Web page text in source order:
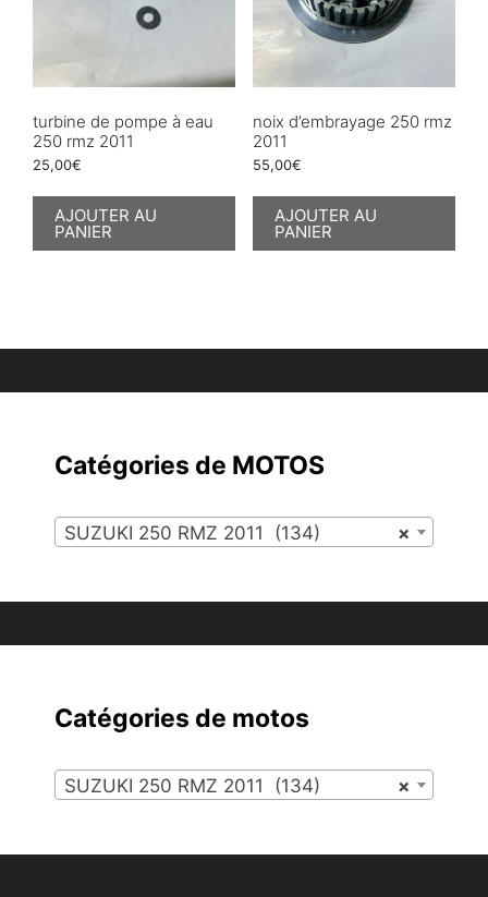
turbine de pompe à eau
250 rmz 2011
25,00€
AJOUTER AU
PANIER
noix d’embrayage 250 rmz
2011
55,00€
AJOUTER AU
PANIER
Catégories de MOTOS
×
SUZUKI 250 RMZ 2011 (134)
Catégories de motos
×
SUZUKI 250 RMZ 2011 (134)